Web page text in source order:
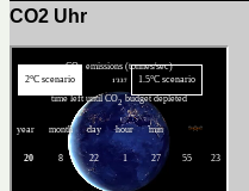
CO2 Uhr